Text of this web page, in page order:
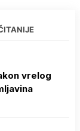
vrelog